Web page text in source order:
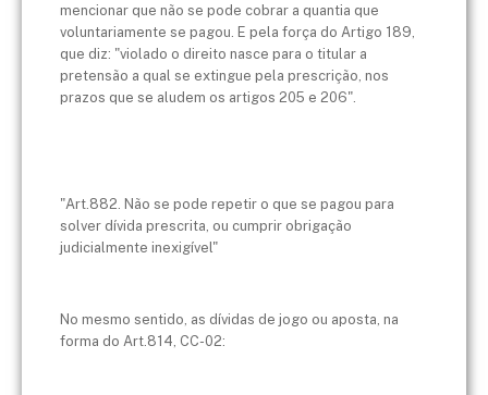
mencionar que não se pode cobrar a quantia que
voluntariamente se pagou. E pela força do Artigo 189,
que diz: "violado o direito nasce para o titular a
pretensão a qual se extingue pela prescrição, nos
prazos que se aludem os artigos 205 e 206".
"Art.882. Não se pode repetir o que se pagou para
solver dívida prescrita, ou cumprir obrigação
judicialmente inexigível"
No mesmo sentido, as dívidas de jogo ou aposta, na
forma do Art.814, CC-02: